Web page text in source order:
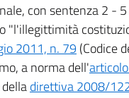
con sentenza 2 -
"l'illegittimità
2011, n. 79 (Codice
a norma dell'
direttiva 2008/